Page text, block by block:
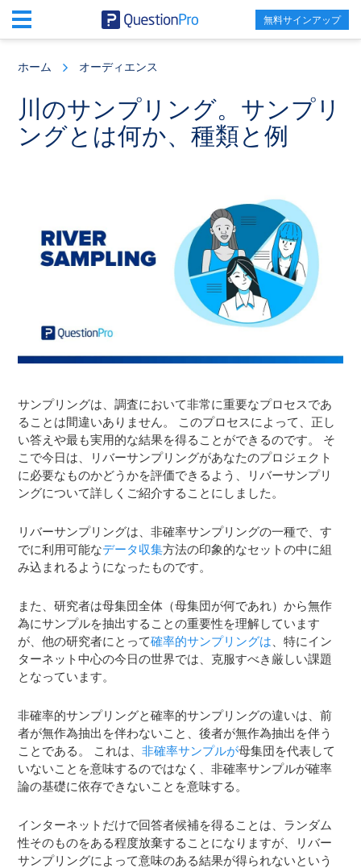
content
sidebar
無料サインアップ
ホーム オーディエンス
川のサンプリング。サンプリ
ングとは何か、種類と例
サンプリングは、調査において非常に重要なプロセスであ
ることは間違いありません。 このプロセスによって、正し
い答えや最も実用的な結果を得ることができるのです。 そ
こで今日は、リバーサンプリングがあなたのプロジェクト
に必要なものかどうかを評価できるよう、リバーサンプリ
ングについて詳しくご紹介することにしました。
リバーサンプリングは、非確率サンプリングの一種で、す
でに利用可能なデータ収集方法の印象的なセットの中に組
み込まれるようになったものです。
また、研究者は母集団全体（母集団が何であれ）から無作
為にサンプルを抽出することの重要性を理解しています
が、他の研究者にとって確率的サンプリングは、特にイン
ターネット中心の今日の世界では、克服すべき厳しい課題
となっています。
非確率的サンプリングと確率的サンプリングの違いは、前
者が無作為抽出を伴わないこと、後者が無作為抽出を伴う
ことである。 これは、非確率サンプルが母集団を代表して
いないことを意味するのではなく、非確率サンプルが確率
論の基礎に依存できないことを意味する。
インターネットだけで回答者候補を得ることは、ランダム
性そのものをある程度放棄することになりますが、リバー
サンプリングによって意味のある結果が得られないという